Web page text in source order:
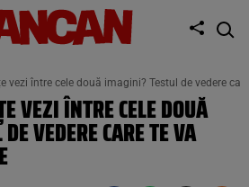
vezi între cele două imagini? Testul de vedere
VEZI ÎNTRE CELE DOUĂ
VEDERE CARE TE VA